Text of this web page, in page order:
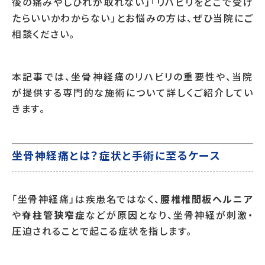
たらいいかわからない」とお悩みの方は、ぜひ当院にご
相談ください。
本記事では、坐骨神経痛のリハビリの重要性や、当院
が提供する専門的な施術について詳しくご紹介してい
きます。
坐骨神経痛とは？症状と手術に至るケース
「坐骨神経痛」は疾患名ではなく、腰椎椎間板ヘルニア
や脊柱管狭窄症などが原因となり、坐骨神経が刺激・
圧迫されることで起こる症状を指します。